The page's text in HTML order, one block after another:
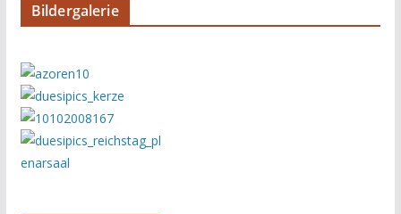
Bildergalerie